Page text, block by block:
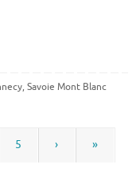
,Savoie Mont Blanc
5 › »